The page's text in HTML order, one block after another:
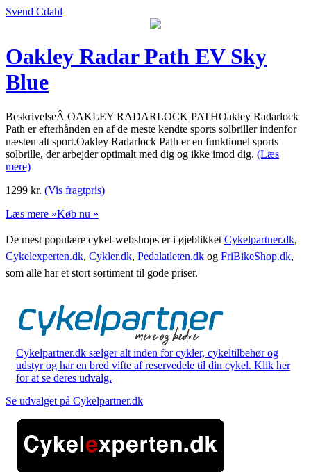
Svend Cdahl
Oakley Radar Path EV Sky
Blue
BeskrivelseÂ OAKLEY RADARLOCK PATHOakley Radarlock
Path er efterhånden en af de meste kendte sports solbriller indenfor
næsten alt sport.Oakley Radarlock Path er en funktionel sports
solbrille, der arbejder optimalt med dig og ikke imod dig. (Læs
mere)
1299 kr. (Vis fragtpris)
Læs mere »Køb nu »
De mest populære cykel-webshops er i øjeblikket Cykelpartner.dk,
Cykelexperten.dk, Cykler.dk, Pedalatleten.dk og FriBikeShop.dk,
som alle har et stort sortiment til gode priser.
Cykelpartner.dk sælger alt inden for cykler, cykeltilbehør og
udstyr og har en bred vifte af reservedele til din cykel. Klik her
for at se deres udvalg.
Se udvalget på Cykelpartner.dk